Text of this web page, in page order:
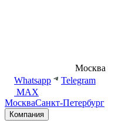
Москва
Whatsapp
Telegram
MAX
МоскваСанкт-Петербург
Компания